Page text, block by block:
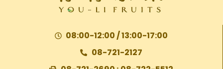
08:00-12:00 / 13:00-17:00
08-721-2127